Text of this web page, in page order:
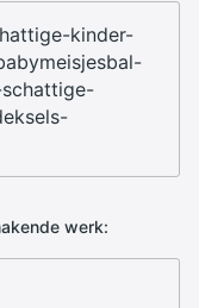
werk: